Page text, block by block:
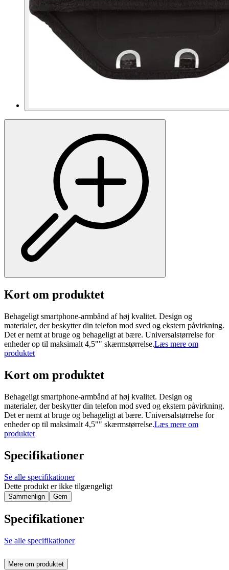
Kort om produktet
Behageligt smartphone-armbånd af høj kvalitet. Design og
materialer, der beskytter din telefon mod sved og ekstern påvirkning.
Det er nemt at bruge og behageligt at bære. Universalstørrelse for
enheder op til maksimalt 4,5"" skærmstørrelse.Læs mere om
produktet
Kort om produktet
Behageligt smartphone-armbånd af høj kvalitet. Design og
materialer, der beskytter din telefon mod sved og ekstern påvirkning.
Det er nemt at bruge og behageligt at bære. Universalstørrelse for
enheder op til maksimalt 4,5"" skærmstørrelse.Læs mere om
produktet
Specifikationer
Se alle specifikationer
Dette produkt er ikke tilgængeligt
Sammenlign Gem
Specifikationer
Se alle specifikationer
Mere om produktet